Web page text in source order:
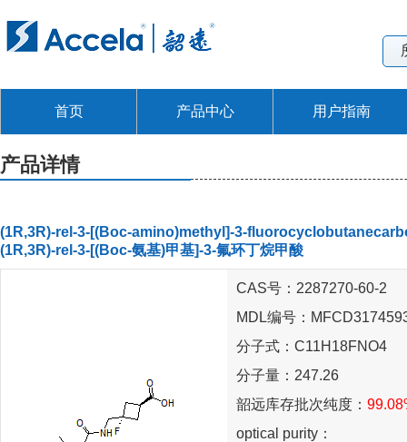
首页 产品中心 用户指南
产品详情
(1R,3R)-rel-3-[(Boc-amino)methyl]-3-
(1R,3R)-rel-3-[(Boc-氨基)甲基]-3-氟环丁烷甲酸
CAS号：2287270-60-2
MDL编号：
分子式：C11H18FNO4
分子量：247.26
韶远库存批次纯度：
optical purity：